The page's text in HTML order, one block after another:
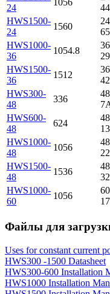
24
1056
HWS1500-
24
1560
HWS1000-
36
1054.8
HWS1500-
36
1512
HWS300-
48
336
HWS600-
48
624
HWS1000-
48
1056
HWS1500-
48
1536
HWS1000-
60
1056
Файлы для
Uses for constant current
HWS300 -1500 Datasheet
HWS300-600 Installation
HWS1000 Installation